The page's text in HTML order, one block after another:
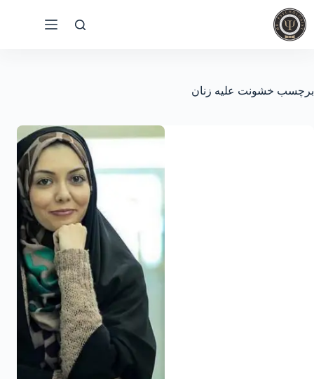
پرش
به
محتوا
برچسب خشونت علیه زنان